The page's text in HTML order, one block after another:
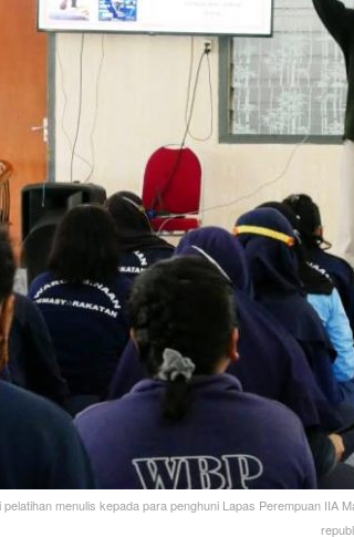
menulis kepada para penghuni Lapas Perempuan IIA